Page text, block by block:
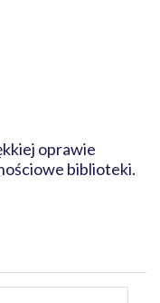
oprawie
biblioteki.